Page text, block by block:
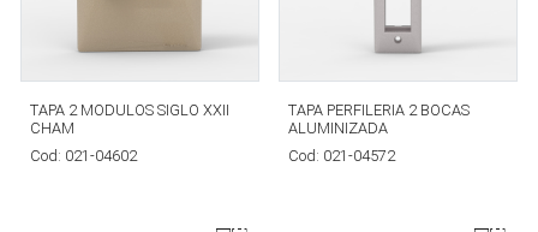
TAPA 2 MODULOS SIGLO XXII
CHAM
Cod: 021-04602
TAPA PERFILERIA 2 BOCAS
ALUMINIZADA
Cod: 021-04572